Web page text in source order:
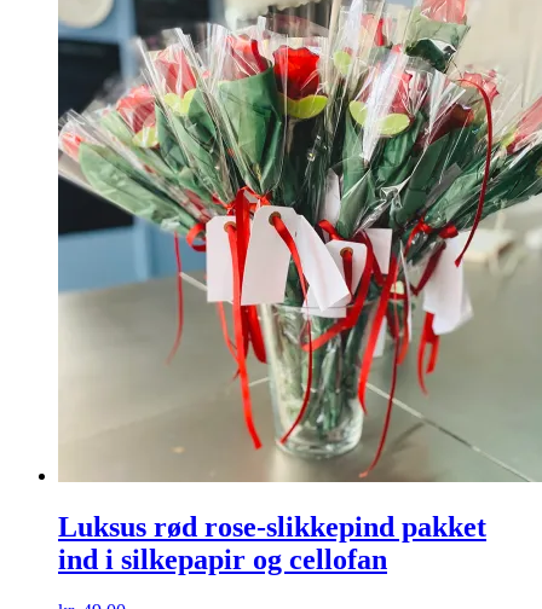
Luksus rød rose-slikkepind pakket
ind i silkepapir og cellofan